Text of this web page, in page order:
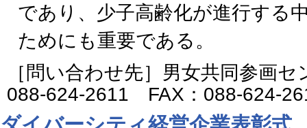
であり、少子高齢化が進行する
ためにも重要である。
［問い合わせ先］男女共同参画
088-624-2611 FAX：088-624-